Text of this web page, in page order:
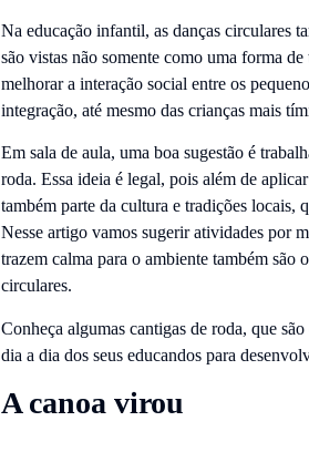
Na educação infantil, as danças circulares
são vistas não somente como uma forma
melhorar a interação social entre os
integração, até mesmo das crianças mais
Em sala de aula, uma boa sugestão é
roda. Essa ideia é legal, pois além de
também parte da cultura e tradições locais,
Nesse artigo vamos sugerir atividades por
trazem calma para o ambiente também são
circulares.
Conheça algumas cantigas de roda, que
dia a dia dos seus educandos para
A canoa virou